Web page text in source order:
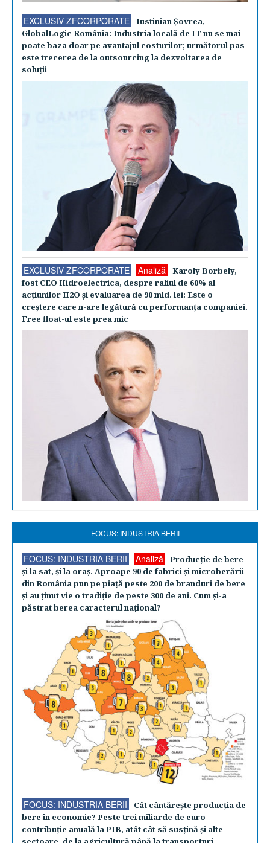
EXCLUSIV ZFCORPORATE
Iustinian Şovrea,
GlobalLogic România: Industria locală de IT nu se mai
poate baza doar pe avantajul costurilor; următorul pas
este trecerea de la outsourcing la dezvoltarea de
soluţii
EXCLUSIV ZFCORPORATE Analiză
Karoly Borbely,
fost CEO Hidroelectrica, despre raliul de 60% al
acţiunilor H2O şi evaluarea de 90 mld. lei: Este o
creştere care n-are legătură cu performanţa companiei.
Free float-ul este prea mic
FOCUS: INDUSTRIA BERII
FOCUS: INDUSTRIA BERII Analiză
Producţie de bere
şi la sat, şi la oraş. Aproape 90 de fabrici şi microberării
din România pun pe piaţă peste 200 de branduri de bere
şi au ţinut vie o tradiţie de peste 300 de ani. Cum şi-a
păstrat berea caracterul naţional?
FOCUS: INDUSTRIA BERII
Cât cântăreşte producţia de
bere în economie? Peste trei miliarde de euro
contribuţie anuală la PIB, atât cât să susţină şi alte